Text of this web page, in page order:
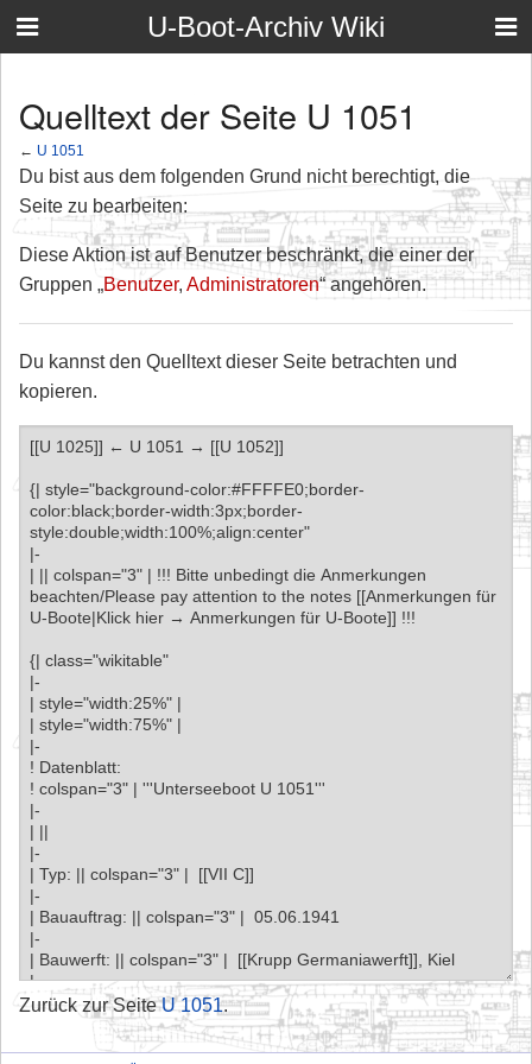
U-Boot-Archiv Wiki
Quelltext der Seite U 1051
← U 1051
Du bist aus dem folgenden Grund nicht berechtigt, die
Seite zu bearbeiten:
Diese Aktion ist auf Benutzer beschränkt, die einer der
Gruppen „Benutzer, Administratoren“ angehören.
Du kannst den Quelltext dieser Seite betrachten und
kopieren.
Zurück zur SeiteU 1051.